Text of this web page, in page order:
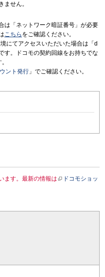
ません。
は「ネットワーク暗証番号」が必要
こちら をご確認ください。
にてアクセスいただいた場合は「d
す。ドコモの契約回線をお持ちでな
ント発行 」でご確認ください。
ます。最新の情報は
ドコモショッ